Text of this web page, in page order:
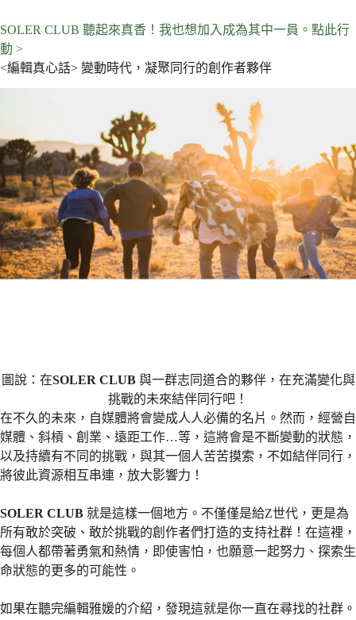
SOLER CLUB 聽起來真香！我也想加入成為其中一員。點此行
動 >
<編輯真心話> 變動時代，凝聚同行的創作者夥伴
圖說：在SOLER CLUB與一群志同道合的夥伴，在充滿變化與
挑戰的未來結伴同行吧！
在不久的未來，自媒體將會變成人人必備的名片。然而，經營自
媒體、斜槓、創業、遠距工作…等，這將會是不斷變動的狀態，
以及持續有不同的挑戰，與其一個人苦苦摸索，不如結伴同行，
將彼此資源相互串連，放大影響力！
SOLER CLUB 就是這樣一個地方。不僅僅是給Z世代，更是為
所有敢於突破、敢於挑戰的創作者們打造的支持社群！在這裡，
每個人都帶著勇氣和熱情，即使害怕，也願意一起努力、探索生
命狀態的更多的可能性。
如果在聽完編輯雅媛的介紹，發現這就是你一直在尋找的社群。